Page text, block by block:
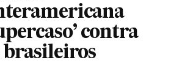
contra
brasileiros